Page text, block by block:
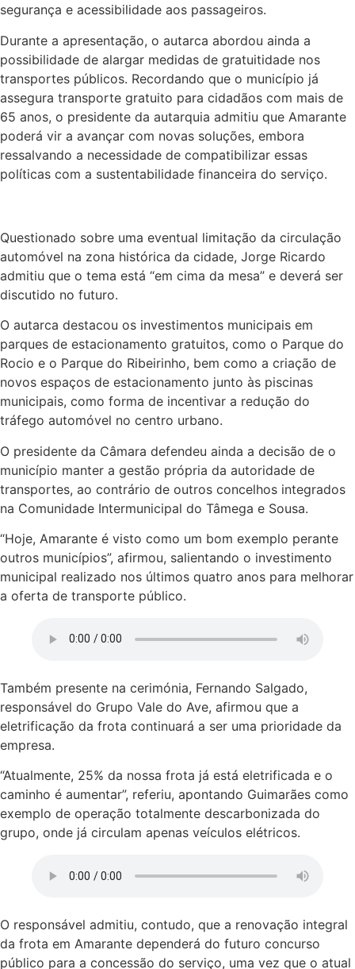
segurança e acessibilidade aos passageiros.
Durante a apresentação, o autarca abordou ainda a
possibilidade de alargar medidas de gratuitidade nos
transportes públicos. Recordando que o município já
assegura transporte gratuito para cidadãos com mais de
65 anos, o presidente da autarquia admitiu que Amarante
poderá vir a avançar com novas soluções, embora
ressalvando a necessidade de compatibilizar essas
políticas com a sustentabilidade financeira do serviço.
Questionado sobre uma eventual limitação da circulação
automóvel na zona histórica da cidade, Jorge Ricardo
admitiu que o tema está “em cima da mesa” e deverá ser
discutido no futuro.
O autarca destacou os investimentos municipais em
parques de estacionamento gratuitos, como o Parque do
Rocio e o Parque do Ribeirinho, bem como a criação de
novos espaços de estacionamento junto às piscinas
municipais, como forma de incentivar a redução do
tráfego automóvel no centro urbano.
O presidente da Câmara defendeu ainda a decisão de o
município manter a gestão própria da autoridade de
transportes, ao contrário de outros concelhos integrados
na Comunidade Intermunicipal do Tâmega e Sousa.
“Hoje, Amarante é visto como um bom exemplo perante
outros municípios”, afirmou, salientando o investimento
municipal realizado nos últimos quatro anos para melhorar
a oferta de transporte público.
Também presente na cerimónia, Fernando Salgado,
responsável do Grupo Vale do Ave, afirmou que a
eletrificação da frota continuará a ser uma prioridade da
empresa.
“Atualmente, 25% da nossa frota já está eletrificada e o
caminho é aumentar”, referiu, apontando Guimarães como
exemplo de operação totalmente descarbonizada do
grupo, onde já circulam apenas veículos elétricos.
O responsável admitiu, contudo, que a renovação integral
da frota em Amarante dependerá do futuro concurso
público para a concessão do serviço, uma vez que o atual